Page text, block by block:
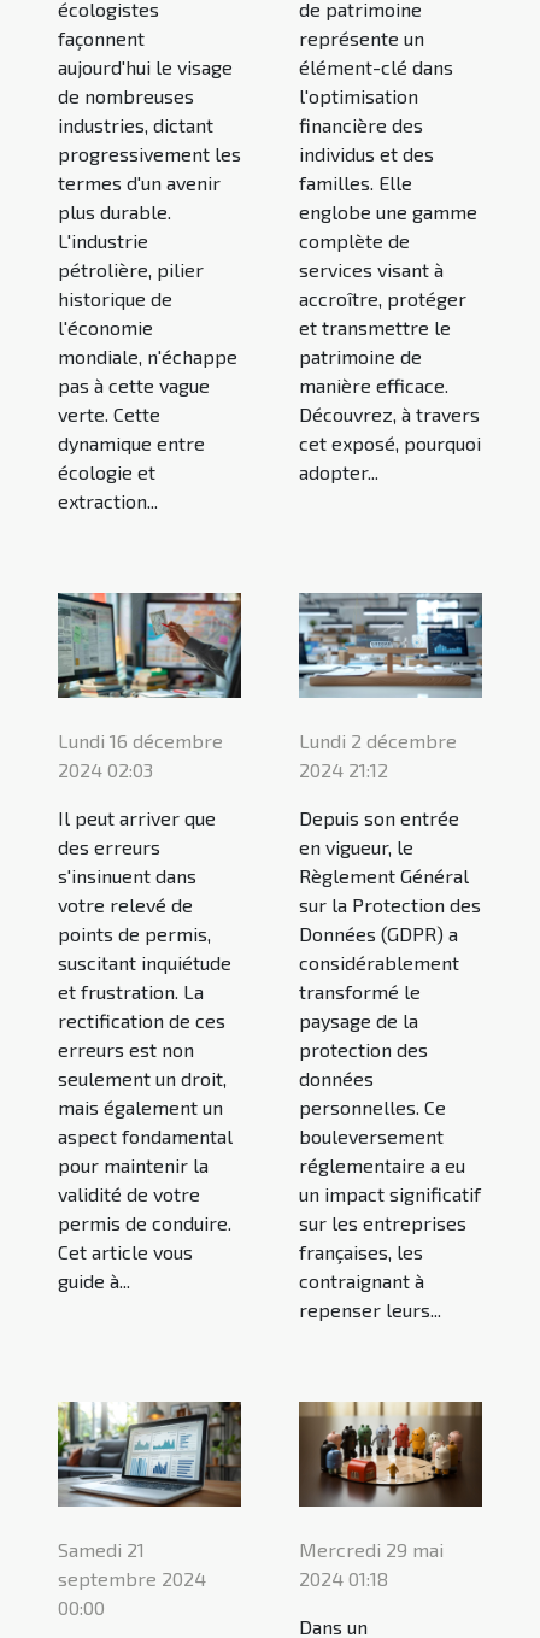
écologistes
façonnent
aujourd'hui le visage
de nombreuses
industries, dictant
progressivement les
termes d'un avenir
plus durable.
L'industrie
pétrolière, pilier
historique de
l'économie
mondiale, n'échappe
pas à cette vague
verte. Cette
dynamique entre
écologie et
extraction...
de patrimoine
représente un
élément-clé dans
l'optimisation
financière des
individus et des
familles. Elle
englobe une gamme
complète de
services visant à
accroître, protéger
et transmettre le
patrimoine de
manière efficace.
Découvrez, à travers
cet exposé, pourquoi
adopter...
Lundi 16 décembre
2024 02:03
Il peut arriver que
des erreurs
s'insinuent dans
votre relevé de
points de permis,
suscitant inquiétude
et frustration. La
rectification de ces
erreurs est non
seulement un droit,
mais également un
aspect fondamental
pour maintenir la
validité de votre
permis de conduire.
Cet article vous
guide à...
Lundi 2 décembre
2024 21:12
Depuis son entrée
en vigueur, le
Règlement Général
sur la Protection des
Données (GDPR) a
considérablement
transformé le
paysage de la
protection des
données
personnelles. Ce
bouleversement
réglementaire a eu
un impact significatif
sur les entreprises
françaises, les
contraignant à
repenser leurs...
Samedi 21
septembre 2024
00:00
Mercredi 29 mai
2024 01:18
Dans un